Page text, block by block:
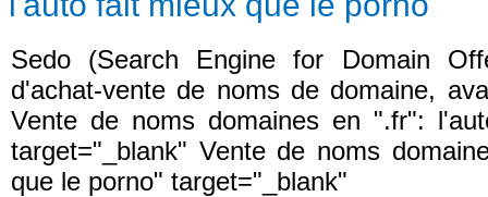
Sedo (Search Engine for Domain
d'achat-vente de noms de domaine,
Vente de noms domaines en ".fr":
target="_blank" Vente de noms
que le porno" target="_blank"